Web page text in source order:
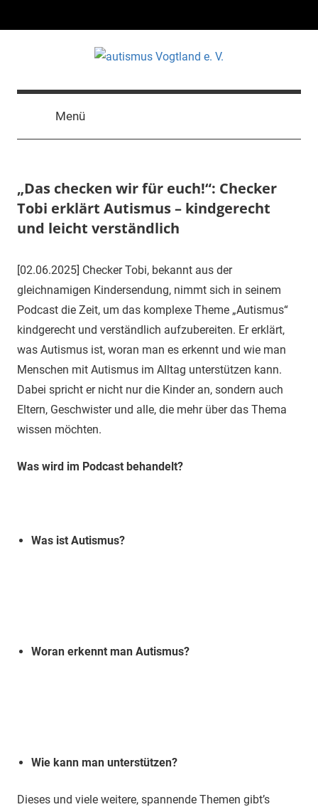
autismus
Vogtland
V.
FörderungMenü
„Das checken wir für euch!“: Checker
Tobi erklärt Autismus – kindgerecht
und leicht verständlich
2.
Juni
2025
Aut-
Vogt-
18
Uncategorized
[02.06.2025] Checker Tobi, bekannt aus der
gleichnamigen Kindersendung, nimmt sich in seinem
Podcast die Zeit, um das komplexe Theme „Autismus“
kindgerecht und verständlich aufzubereiten. Er erklärt,
was Autismus ist, woran man es erkennt und wie man
Menschen mit Autismus im Alltag unterstützen kann.
Dabei spricht er nicht nur die Kinder an, sondern auch
Eltern, Geschwister und alle, die mehr über das Thema
wissen möchten.
Was wird im Podcast behandelt?
Was ist Autismus?
Woran erkennt man Autismus?
Wie kann man unterstützen?
Dieses und viele weitere, spannende Themen gibt’s